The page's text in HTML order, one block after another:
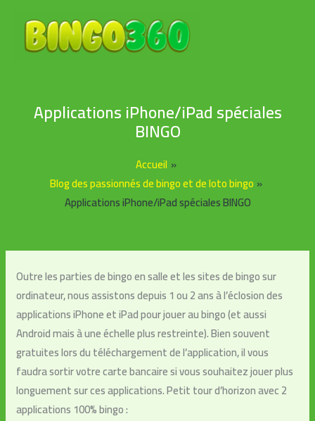
contenu
Applications iPhone/iPad spéciales
BINGO
Accueil
Blog des passionnés de bingo et de loto bingo
Applications iPhone/iPad spéciales BINGO
Outre les parties de bingo en salle et les sites de bingo sur
ordinateur, nous assistons depuis 1 ou 2 ans à l’éclosion des
applications iPhone et iPad pour jouer au bingo (et aussi
Android mais à une échelle plus restreinte). Bien souvent
gratuites lors du téléchargement de l’application, il vous
faudra sortir votre carte bancaire si vous souhaitez jouer plus
longuement sur ces applications. Petit tour d’horizon avec 2
applications 100% bingo :